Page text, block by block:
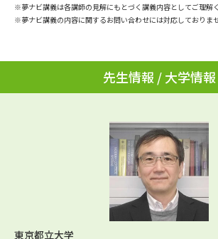
受付内容・発
個人情報取扱
テレメール進
訂正のご案内
※夢ナビ講義は各講師の見解にもとづく講義内容としてご理解
※夢ナビ講義の内容に関するお問い合わせには対応しておりませ
先生情報 / 大学情報
東京都立大学